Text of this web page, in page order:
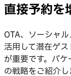
直接予約を
OTA、ソーシャ
活用して潜在ゲ
が重要です。バ
の戦略をご紹介し